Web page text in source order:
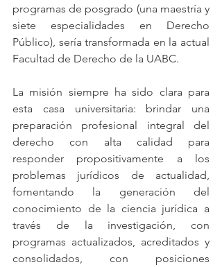
programas de posgrado (una maestría y
siete especialidades en Derecho
Público), sería transformada en la actual
Facultad de Derecho de la UABC.
La misión siempre ha sido clara para
esta casa universitaria: brindar una
preparación profesional integral del
derecho con alta calidad para
responder propositivamente a los
problemas jurídicos de actualidad,
fomentando la generación del
conocimiento de la ciencia jurídica a
través de la investigación, con
programas actualizados, acreditados y
consolidados, con posiciones